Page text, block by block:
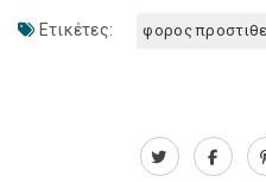
Ετικέτες: φορος